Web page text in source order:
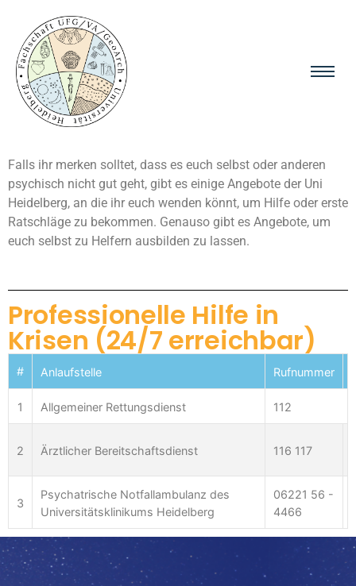
Falls ihr merken solltet, dass es euch selbst oder anderen
psychisch nicht gut geht, gibt es einige Angebote der Uni
Heidelberg, an die ihr euch wenden könnt, um Hilfe oder erste
Ratschläge zu bekommen. Genauso gibt es Angebote, um
euch selbst zu Helfern ausbilden zu lassen.
Professionelle Hilfe in
Krisen (24/7 erreichbar)
# Anlaufstelle Rufnummer
1 Allgemeiner Rettungsdienst 112
2 Ärztlicher Bereitschaftsdienst 116 117
3
Psychatrische Notfallambulanz des
Universitätsklinikums Heidelberg
06221 56 -
4466